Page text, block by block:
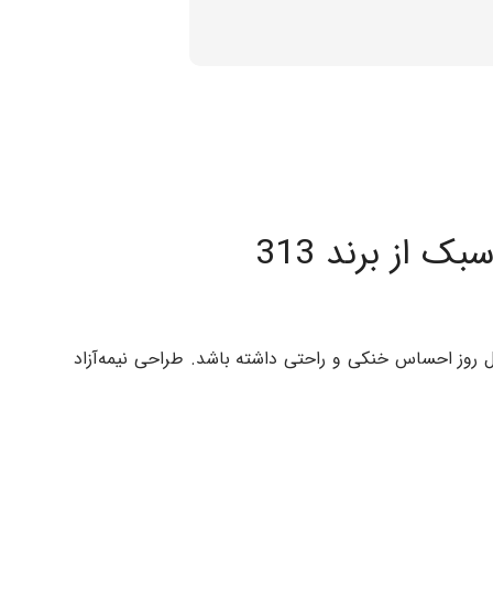
برند 313
احساس خنکی و راحتی داشته باشد. طراحی نیمه‌آزاد